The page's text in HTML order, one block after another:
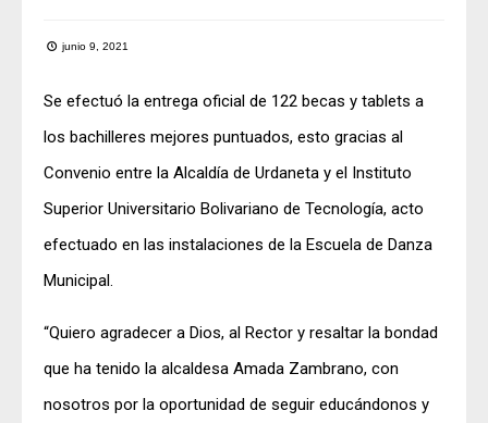
junio 9, 2021
Se efectuó la entrega oficial de 122 becas y tablets a
los bachilleres mejores puntuados, esto gracias al
Convenio entre la Alcaldía de Urdaneta y el Instituto
Superior Universitario Bolivariano de Tecnología, acto
efectuado en las instalaciones de la Escuela de Danza
Municipal.
“Quiero agradecer a Dios, al Rector y resaltar la bondad
que ha tenido la alcaldesa Amada Zambrano, con
nosotros por la oportunidad de seguir educándonos y